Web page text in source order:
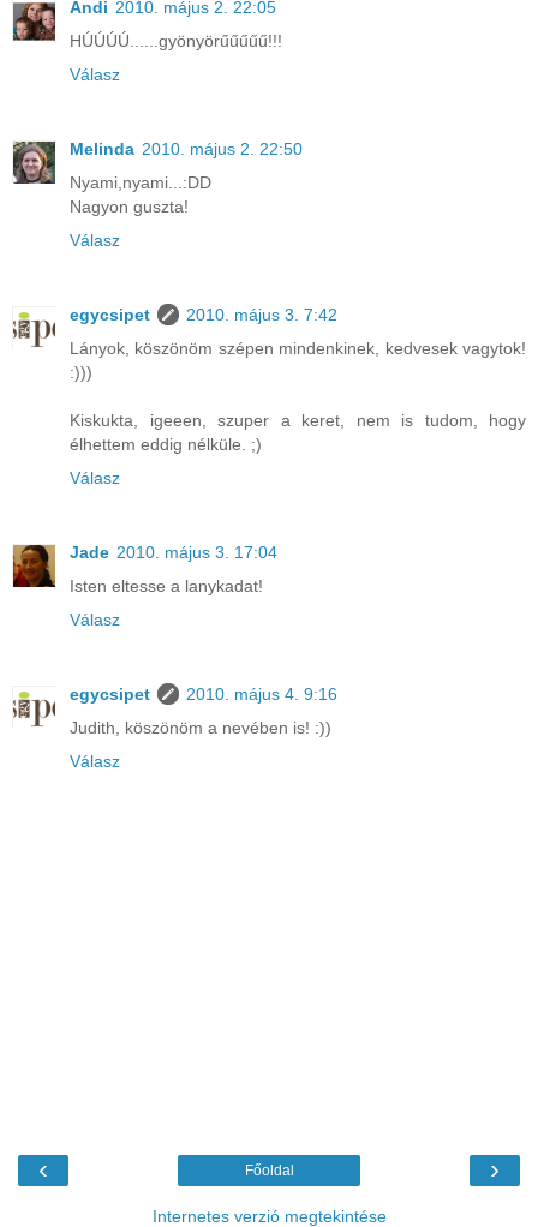
Andi 2010. május 2. 22:05
HÚÚÚÚ......gyönyörűűűűű!!!
Válasz
Melinda 2010. május 2. 22:50
Nyami,nyami...:DD
Nagyon guszta!
Válasz
egycsipet
2010. május 3. 7:42
Lányok, köszönöm szépen mindenkinek, kedvesek vagytok!
:)))
Kiskukta, igeeen, szuper a keret, nem is tudom, hogy
élhettem eddig nélküle. ;)
Válasz
Jade 2010. május 3. 17:04
Isten eltesse a lanykadat!
Válasz
egycsipet
2010. május 4. 9:16
Judith, köszönöm a nevében is! :))
Válasz
‹ ›
Főoldal
Internetes verzió megtekintése